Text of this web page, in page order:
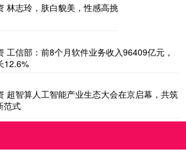
林志玲，肤白貌美，性感高挑
工信部：前8个月软件业务收入96409亿元，
12.6%
超智算人工智能产业生态大会在京启幕，共筑
范式